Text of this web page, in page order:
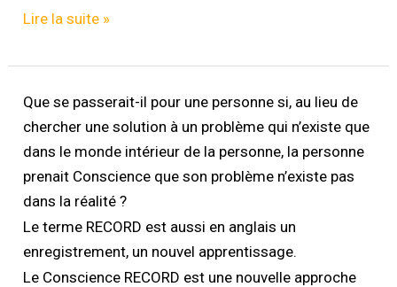
Pène
Ref
:
PRAREC-
66600-
LJOA
Lire la suite »
Que se passerait-il pour une personne si, au lieu de
chercher une solution à un problème qui n’existe que
dans le monde intérieur de la personne, la personne
prenait Conscience que son problème n’existe pas
dans la réalité ?
Le terme RECORD est aussi en anglais un
enregistrement, un nouvel apprentissage.
Le Conscience RECORD est une nouvelle approche
Conscience
RECORD
–
Présentation